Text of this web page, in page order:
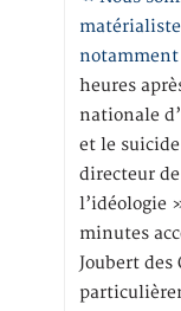
notamment
heures
nationale
et le
directeur
l’idéologie
minutes
Joubert des